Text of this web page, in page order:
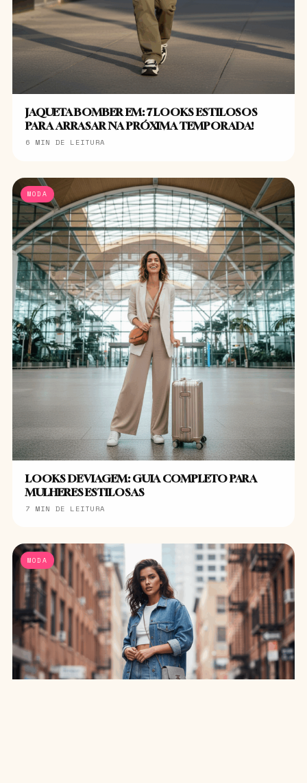
JAQUETA BOMBER EM: 7 LOOKS ESTILOSOS
PARA ARRASAR NA PRÓXIMA TEMPORADA!
6 MIN DE LEITURA
MODA
LOOKS DE VIAGEM: GUIA COMPLETO PARA
MULHERES ESTILOSAS
7 MIN DE LEITURA
MODA